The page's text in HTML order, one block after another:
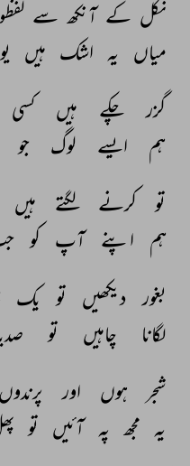
نکل کے آنکھ سے
میاں یہ اشک ہیں
گزر
چکے ہیں کسی
ہم
ایسے لوگ جو
تو
کرنے لگتے ہیں
ہم اپنے آپ کو
بغور دیکھیں تو یک
لگانا
چاہیں تو
شجر
ہوں اور پرندوں
یہ مجھ پہ آئیں تو